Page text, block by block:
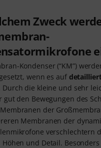
Zweck
Kondenser (“KM”)
wenn es auf
Durch die kleine und sehr
gut den Bewegungen des
der
Membranen der
verschlechtern
und Detail.